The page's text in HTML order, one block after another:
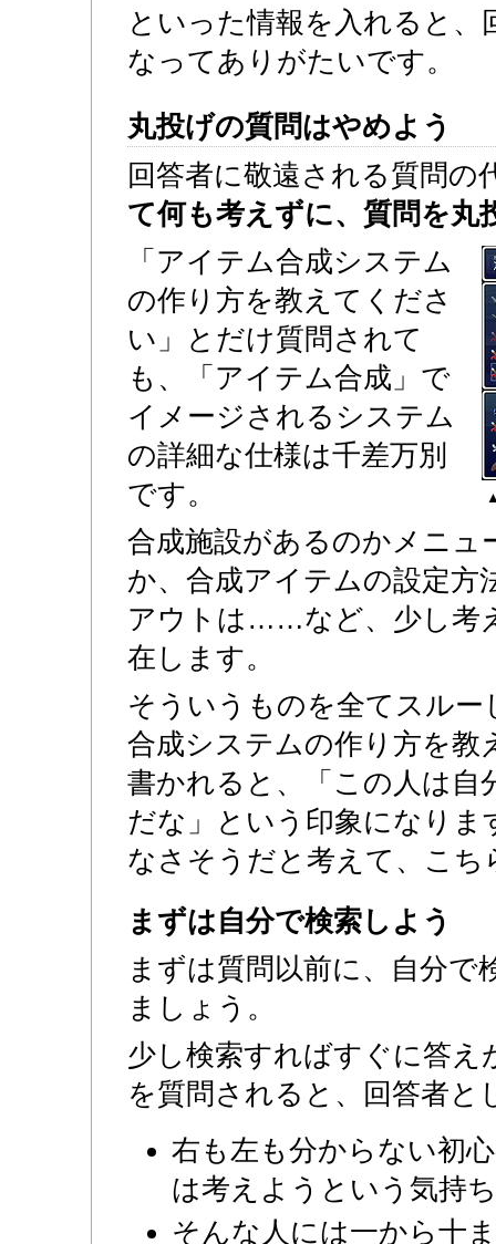
といった情報を入れると、
なってありがたいです。
丸投げの質問はやめよう
回答者に敬遠される質問の
て何も考えずに、質問を丸
「アイテム合成システム
の作り方を教えてくださ
い」とだけ質問されて
も、「アイテム合成」で
イメージされるシステム
の詳細な仕様は千差万別
です。
合成施設があるのかメニュ
か、合成アイテムの設定方
アウトは……など、少し考
在します。
そういうものを全てスル
合成システムの作り方を教
書かれると、「この人は自
だな」という印象になりま
なさそうだと考えて、こち
まずは自分で検索しよう
まずは質問以前に、自分で
ましょう。
少し検索すればすぐに答
を質問されると、回答者と
右も左も分からない初
は考えようという気持
そんな人には一から十